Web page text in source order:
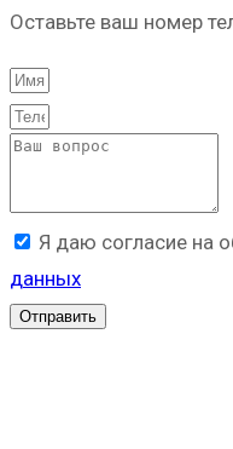
Оставьте ваш номер
Я даю согласие на
данных
Отправить